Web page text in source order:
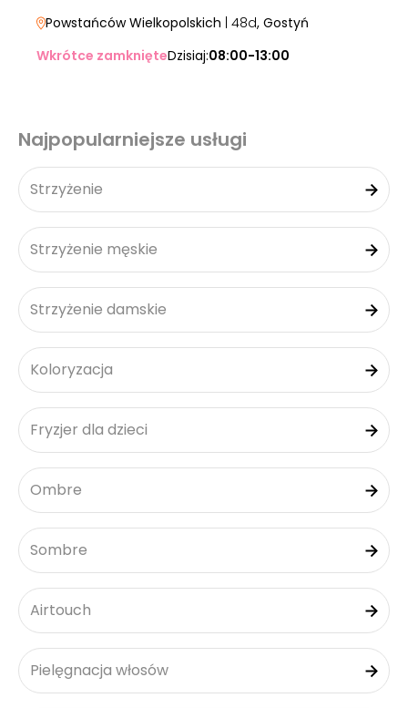
Powstańców Wielkopolskich | 48d, Gostyń
Wkrótce zamknięteDzisiaj:08:00-13:00
Najpopularniejsze usługi
Strzyżenie
Strzyżenie męskie
Strzyżenie damskie
Koloryzacja
Fryzjer dla dzieci
Ombre
Sombre
Airtouch
Pielęgnacja włosów